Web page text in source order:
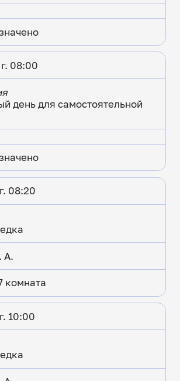
08:00
день для самостоятельной
08:20
А.
комната
10:00